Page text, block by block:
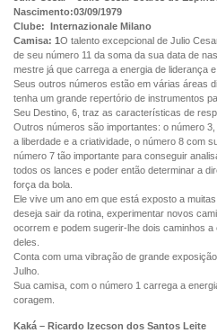
Nascimento:03/09/1979
Clube: Internazionale Milano
Camisa: 1O talento excepcional de Julio
de seu número 11 da soma da sua data de
mestre já que carrega a energia de liderança
Seus outros números estão em várias áreas
tenha um grande repertório de instrumentos
Seu Destino, 6, traz as características de
Outros números são importantes: o número
a liberdade e a criatividade, o número 8 com
número 7 tão importante para conseguir
todos os lances e poder então determinar a
força da bola.
Ele vive um ano em que está exposto a
deseja sair da rotina, experimentar novos
ocorrem e podem sugerir-lhe dois caminhos
deles.
Conta com uma vibração de grande
Julho.
Sua camisa, com o número 1 carrega a
coragem.
Kaká – Ricardo Izecson dos Santos Leite